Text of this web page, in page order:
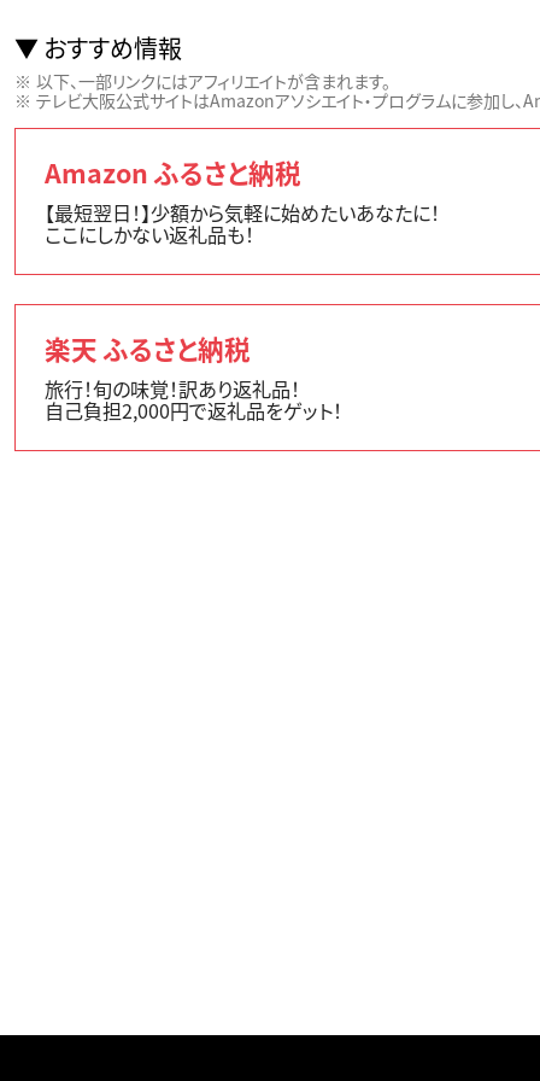
おすすめ情報
以下、一部リンクにはアフィリエイトが含まれます。
テレビ大阪公式サイトはAmazonアソシエイト・プログラムに参加し、
Amazon ふるさと納税
【最短翌日！】少額から気軽に始めたいあなたに！
ここにしかない返礼品も！
楽天 ふるさと納税
旅行！旬の味覚！訳あり返礼品！
自己負担2,000円で返礼品をゲット！